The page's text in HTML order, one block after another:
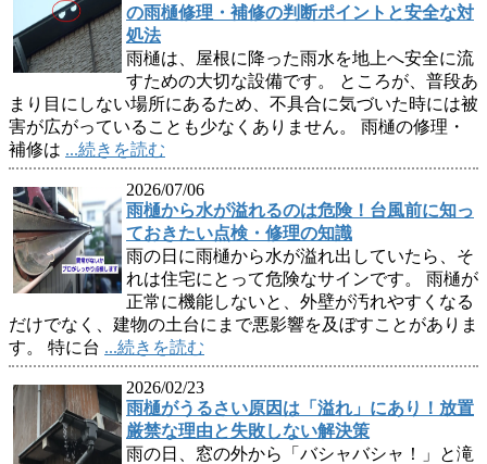
の雨樋修理・補修の判断ポイントと安全な対
処法
雨樋は、屋根に降った雨水を地上へ安全に流
すための大切な設備です。 ところが、普段あ
まり目にしない場所にあるため、不具合に気づいた時には被
害が広がっていることも少なくありません。 雨樋の修理・
補修は ...続きを読む
2026/07/06
雨樋から水が溢れるのは危険！台風前に知っ
ておきたい点検・修理の知識
雨の日に雨樋から水が溢れ出していたら、そ
れは住宅にとって危険なサインです。 雨樋が
正常に機能しないと、外壁が汚れやすくなる
だけでなく、建物の土台にまで悪影響を及ぼすことがありま
す。 特に台 ...続きを読む
2026/02/23
雨樋がうるさい原因は「溢れ」にあり！放置
厳禁な理由と失敗しない解決策
雨の日、窓の外から「バシャバシャ！」と滝